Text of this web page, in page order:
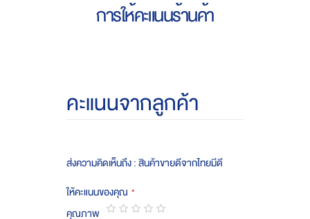
การให้คะแนนร้านค้า
คะแนนจากลูกค้า
ส่งความคิดเห็นถึง : สินค้าขายดีจากไทยมีดี
ให้คะแนนของคุณ
คุณภาพ